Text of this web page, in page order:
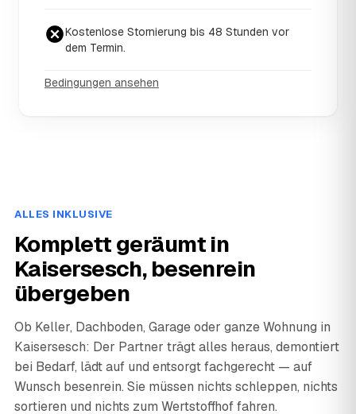
Kostenlose Stornierung bis 48 Stunden vor
dem Termin.
Bedingungen ansehen
ALLES INKLUSIVE
Komplett geräumt in
Kaisersesch, besenrein
übergeben
Ob Keller, Dachboden, Garage oder ganze Wohnung in
Kaisersesch: Der Partner trägt alles heraus, demontiert
bei Bedarf, lädt auf und entsorgt fachgerecht — auf
Wunsch besenrein. Sie müssen nichts schleppen, nichts
sortieren und nichts zum Wertstoffhof fahren.